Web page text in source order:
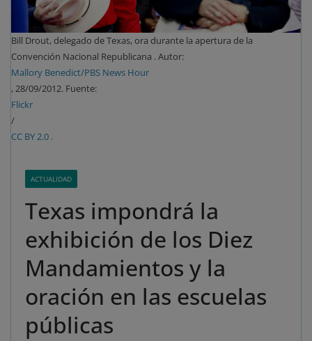
Bill Drout, delegado de Texas, ora durante la apertura de la
Convención Nacional Republicana . Autor:
Mallory Benedict/PBS News Hour
, 28/09/2012. Fuente:
Flickr
/
CC BY 2.0 .
ACTUALIDAD
Texas impondrá la
exhibición de los Diez
Mandamientos y la
oración en las escuelas
públicas